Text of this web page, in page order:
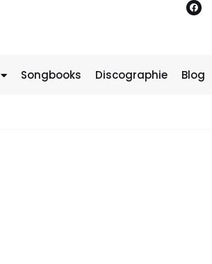
Songbooks Discographie Blog